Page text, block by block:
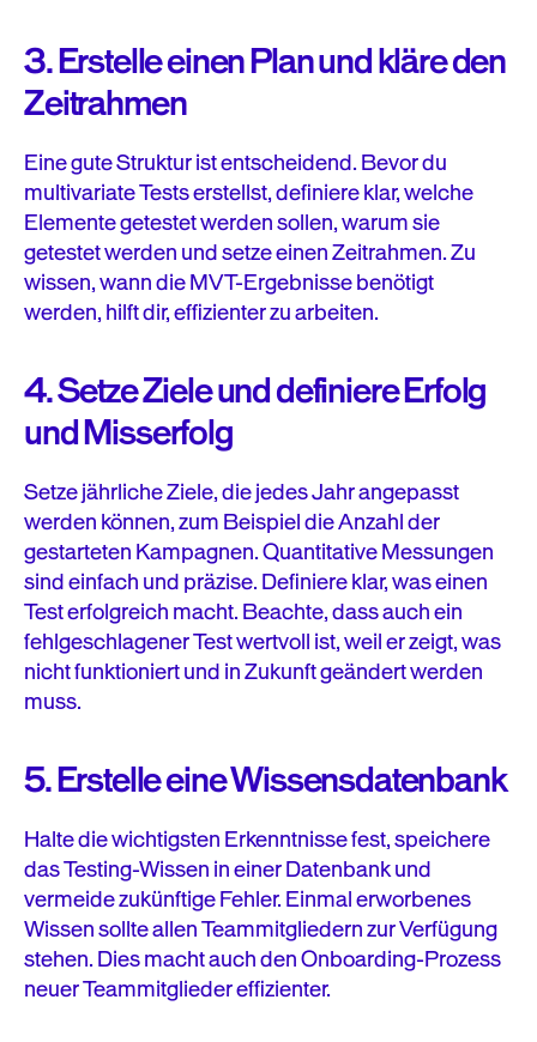
3. Erstelle einen Plan und kläre den
Zeitrahmen
Eine gute Struktur ist entscheidend. Bevor du
multivariate Tests erstellst, definiere klar, welche
Elemente getestet werden sollen, warum sie
getestet werden und setze einen Zeitrahmen. Zu
wissen, wann die MVT-Ergebnisse benötigt
werden, hilft dir, effizienter zu arbeiten.
4. Setze Ziele und definiere Erfolg
und Misserfolg
Setze jährliche Ziele, die jedes Jahr angepasst
werden können, zum Beispiel die Anzahl der
gestarteten Kampagnen. Quantitative Messungen
sind einfach und präzise. Definiere klar, was einen
Test erfolgreich macht. Beachte, dass auch ein
fehlgeschlagener Test wertvoll ist, weil er zeigt, was
nicht funktioniert und in Zukunft geändert werden
muss.
5. Erstelle eine Wissensdatenbank
Halte die wichtigsten Erkenntnisse fest, speichere
das Testing-Wissen in einer Datenbank und
vermeide zukünftige Fehler. Einmal erworbenes
Wissen sollte allen Teammitgliedern zur Verfügung
stehen. Dies macht auch den Onboarding-Prozess
neuer Teammitglieder effizienter.